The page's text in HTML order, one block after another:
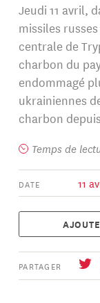
Jeudi 11 avril,
missiles
centrale de
charbon du
endommagé
ukrainiennes
charbon
Temps de
DATE 11
PARTAGER